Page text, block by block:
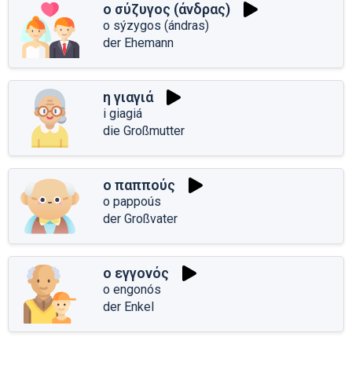
ο σύζυγος (άνδρας)
o sýzygos (ándras)
der Ehemann
η γιαγιά
i giagiá
die Großmutter
ο παππούς
o pappoús
der Großvater
ο εγγονός
o engonós
der Enkel